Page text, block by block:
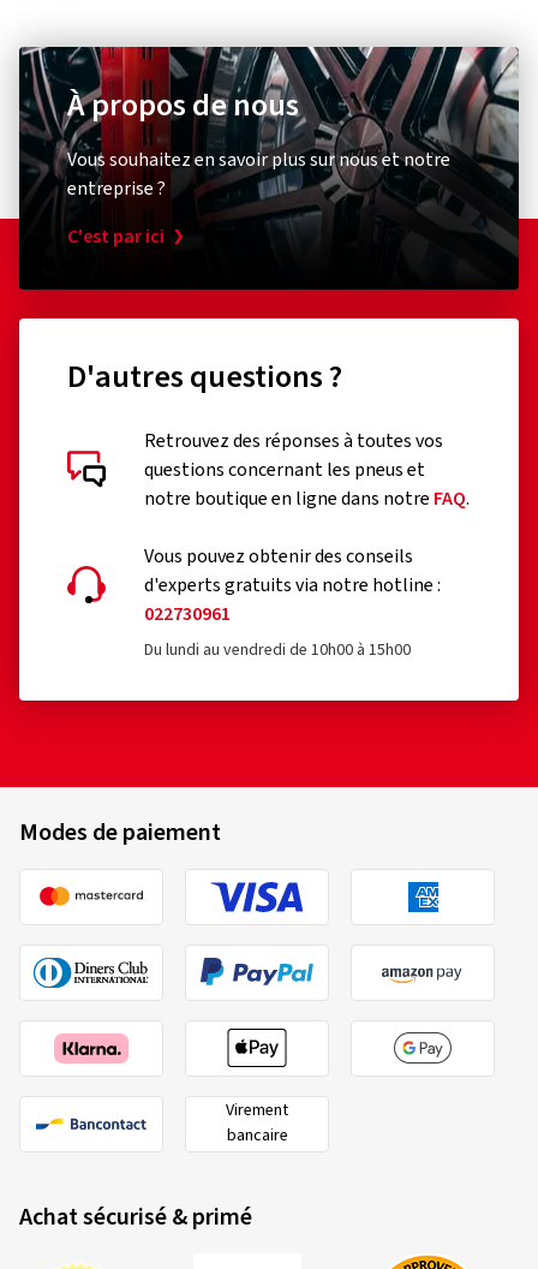
À propos de nous
Vous souhaitez en savoir plus sur nous et notre
entreprise ?
C'est par ici
D'autres questions ?
Retrouvez des réponses à toutes vos
questions concernant les pneus et
notre boutique en ligne dans notre FAQ.
Vous pouvez obtenir des conseils
d'experts gratuits via notre hotline :
022730961
Du lundi au vendredi de 10h00 à 15h00
Modes de paiement
Virement
bancaire
Achat sécurisé & primé